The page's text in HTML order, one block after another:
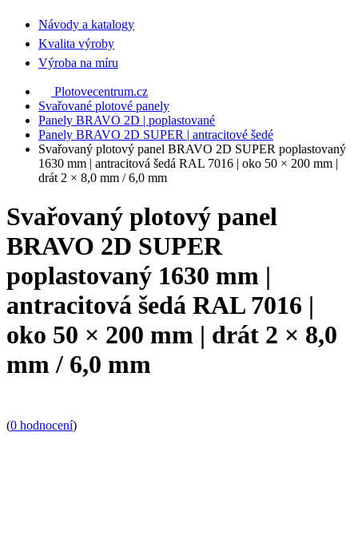
Návody a katalogy
Kvalita výroby
Výroba na míru
Plotovecentrum.cz
Svařované plotové panely
Panely BRAVO 2D | poplastované
Panely BRAVO 2D SUPER | antracitové šedé
Svařovaný plotový panel BRAVO 2D SUPER poplastovaný
1630 mm | antracitová šedá RAL 7016 | oko 50 × 200 mm |
drát 2 × 8,0 mm / 6,0 mm
Svařovaný plotový panel
BRAVO 2D SUPER
poplastovaný 1630 mm |
antracitová šedá RAL 7016 |
oko 50 × 200 mm | drát 2 × 8,0
mm / 6,0 mm
(0 hodnocení)